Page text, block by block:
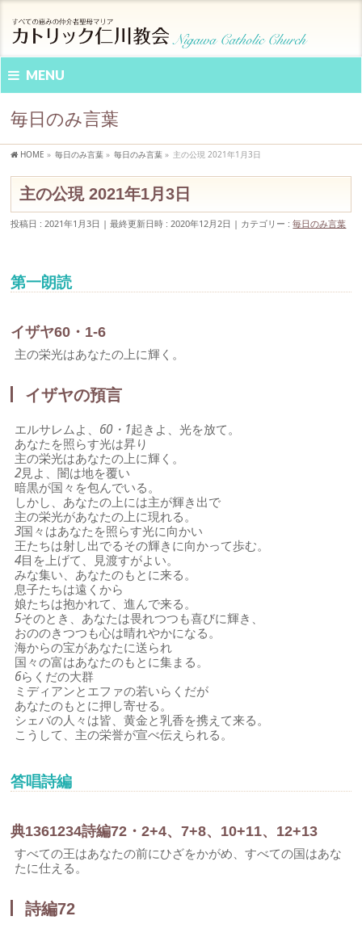
MENU
毎日のみ言葉
HOME » 毎日のみ言葉 » 毎日のみ言葉 » 主の公現 2021年1月3日
主の公現 2021年1月3日
投稿日 : 2021年1月3日 最終更新日時 : 2020年12月2日 カテゴリー :毎日のみ言葉
第一朗読
イザヤ60・1-6
主の栄光はあなたの上に輝く。
イザヤの預言
エルサレムよ、 60・1起きよ、光を放て。
あなたを照らす光は昇り
主の栄光はあなたの上に輝く。
2見よ、闇は地を覆い
暗黒が国々を包んでいる。
しかし、あなたの上には主が輝き出で
主の栄光があなたの上に現れる。
3国々はあなたを照らす光に向かい
王たちは射し出でるその輝きに向かって歩む。
4目を上げて、見渡すがよい。
みな集い、あなたのもとに来る。
息子たちは遠くから
娘たちは抱かれて、進んで来る。
5そのとき、あなたは畏れつつも喜びに輝き、
おののきつつも心は晴れやかになる。
海からの宝があなたに送られ
国々の富はあなたのもとに集まる。
6らくだの大群
ミディアンとエファの若いらくだが
あなたのもとに押し寄せる。
シェバの人々は皆、黄金と乳香を携えて来る。
こうして、主の栄誉が宣べ伝えられる。
答唱詩編
典1361234詩編72・2+4、7+8、10+11、12+13
すべての王はあなたの前にひざをかがめ、すべての国はあな
たに仕える。
詩編72